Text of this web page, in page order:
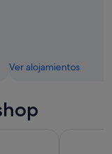
Ver alojamientos